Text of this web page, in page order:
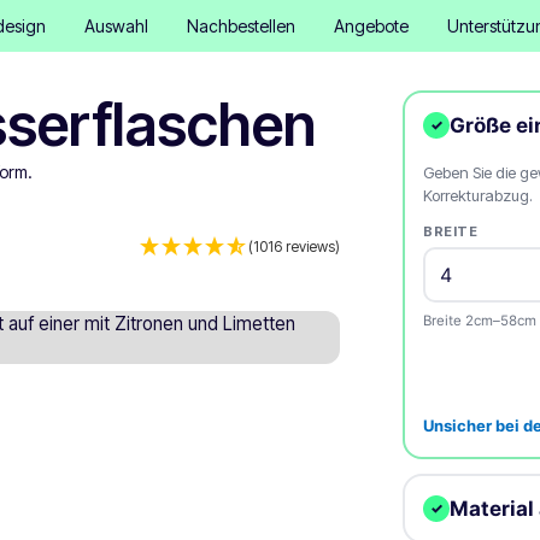
Auswahl Nachbestellen Angebote
(1016 reviews)
✓ Größe
Geben Sie die
Korrekturabzug.
BREITE
Breite
Unsicher bei
✓ Material